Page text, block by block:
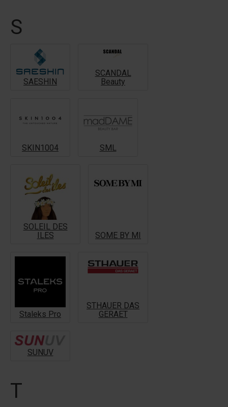
S
SAESHIN
SCANDAL
Beauty
SKIN1004 SML
SOLEIL DES
ILES
SOME BY MI
Staleks Pro
STHAUER DAS
GERAET
SUNUV
T